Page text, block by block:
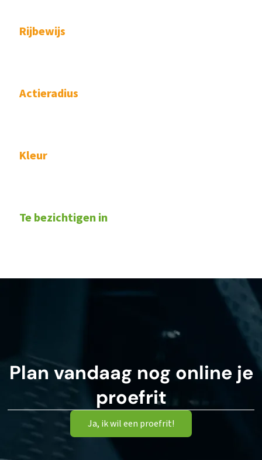
Rijbewijs
Actieradius
Kleur
Te bezichtigen in
Plan vandaag nog online je
proefrit
Ja, ik wil een proefrit!